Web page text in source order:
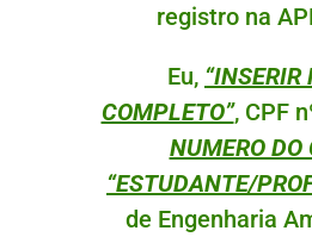
registro na
Eu, “INSERIR
COMPLETO”, CPF
NUMERO DO
“ESTUDANTE/
de Engenharia